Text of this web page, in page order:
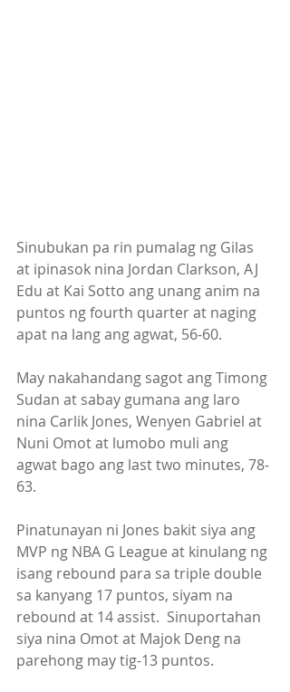
Sinubukan pa rin pumalag ng Gilas
at ipinasok nina Jordan Clarkson, AJ
Edu at Kai Sotto ang unang anim na
puntos ng fourth quarter at naging
apat na lang ang agwat, 56-60.
May nakahandang sagot ang Timong
Sudan at sabay gumana ang laro
nina Carlik Jones, Wenyen Gabriel at
Nuni Omot at lumobo muli ang
agwat bago ang last two minutes, 78-
63.
Pinatunayan ni Jones bakit siya ang
MVP ng NBA G League at kinulang ng
isang rebound para sa triple double
sa kanyang 17 puntos, siyam na
rebound at 14 assist.  Sinuportahan
siya nina Omot at Majok Deng na
parehong may tig-13 puntos.